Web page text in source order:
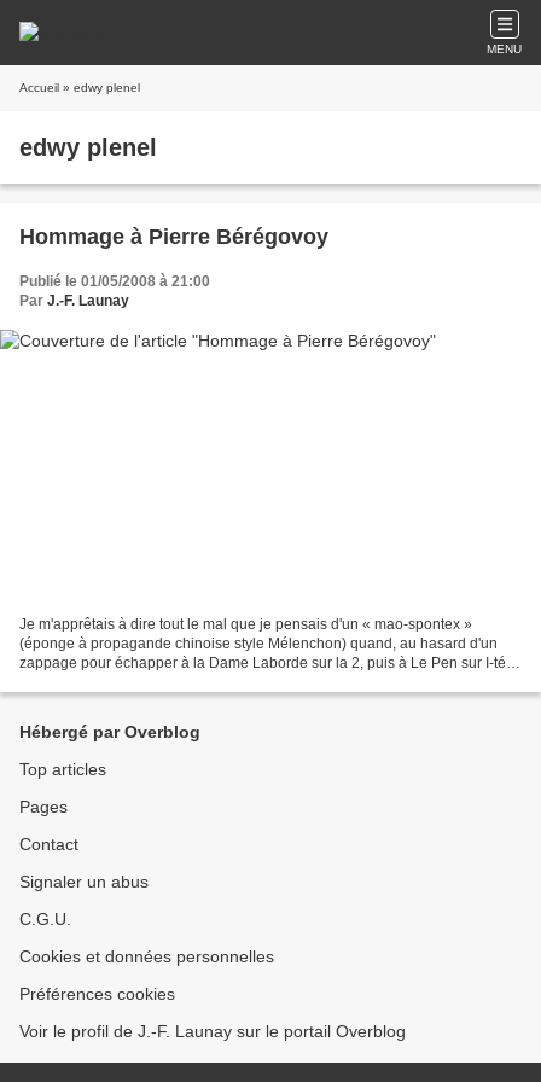
MENU
Accueil » edwy plenel
edwy plenel
Hommage à Pierre Bérégovoy
Publié le 01/05/2008 à 21:00
Par J.-F. Launay
Je m'apprêtais à dire tout le mal que je pensais d'un « mao-spontex »
(éponge à propagande chinoise style Mélenchon) quand, au hasard d'un
zappage pour échapper à la Dame Laborde sur la 2, puis à Le Pen sur I-télé,
Hébergé par Overblog
Top articles
Pages
Contact
Signaler un abus
C.G.U.
Cookies et données personnelles
Préférences cookies
Voir le profil de J.-F. Launay sur le portail Overblog